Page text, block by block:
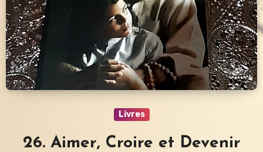
Livres
26. Aimer, Croire et Devenir